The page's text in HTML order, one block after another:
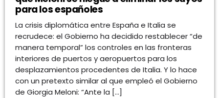
para los españoles
La crisis diplomática entre España e Italia se
recrudece: el Gobierno ha decidido restablecer “de
manera temporal” los controles en las fronteras
interiores de puertos y aeropuertos para los
desplazamientos procedentes de Italia. Y lo hace
con un pretexto similar al que empleó el Gobierno
de Giorgia Meloni: “Ante la […]